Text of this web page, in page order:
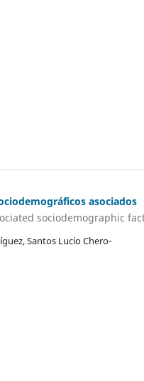
asociados
sociodemographic
Santos Lucio Chero-